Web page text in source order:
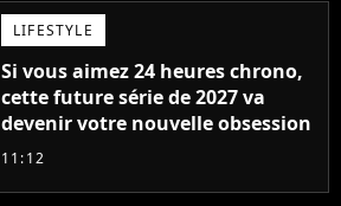
LIFESTYLE
Si vous aimez 24 heures chrono,
cette future série de 2027 va
devenir votre nouvelle obsession
11:12